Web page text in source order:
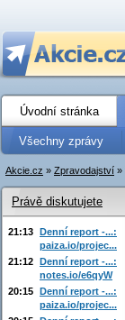
Úvodní stránka
Všechny zprávy
Akcie.cz » Zpravodajství »
Právě diskutujete
21:13 Denní report -...:
paiza.io/projec...
21:12 Denní report -...:
notes.io/e6qyW
20:15 Denní report -...:
paiza.io/projec...